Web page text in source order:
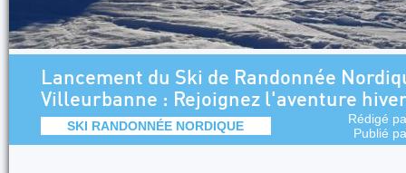
Lancement du Ski de Randonnée
Villeurbanne : Rejoignez l'aventure
SKI RANDONNÉE NORDIQUE
Rédigé
Publié